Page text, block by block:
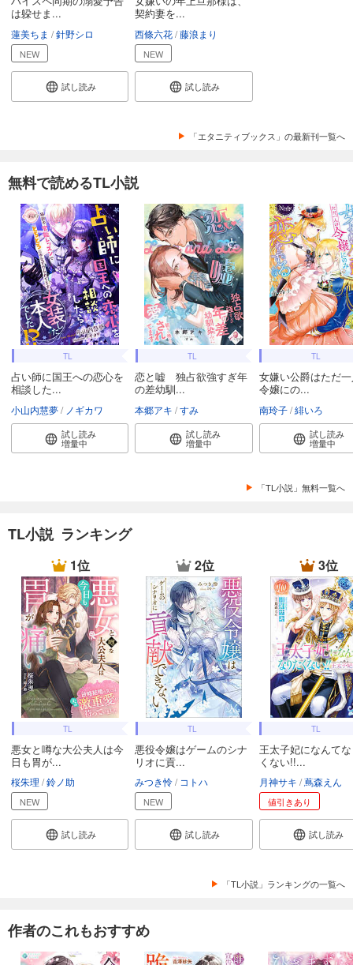
は躱せま...
蓮美ちま 針野シロ
NEW
試し読み
契約妻を...
西條六花 藤浪まり
NEW
試し読み
「エタニティブックス」の最新刊一覧へ
無料で読めるTL小説
TL
占い師に国王への恋心を
相談した...
小山内慧夢 ノギカワ
試し読み
増量中
TL
恋と嘘 独占欲強すぎ年
の差幼馴...
本郷アキ すみ
試し読み
増量中
TL
女嫌い公爵はただ
令嬢にの...
南玲子 緋いろ
試し読み
増量中
「TL小説」無料一覧へ
TL小説 ランキング
1位
TL
悪女と噂な大公夫人は今
日も胃が...
桜朱理 鈴ノ助
NEW
試し読み
2位
TL
悪役令嬢はゲームのシナ
リオに貢...
みつき怜 コトハ
NEW
試し読み
3位
TL
王太子妃になんて
くない!!...
月神サキ 蔦森えん
値引きあり
試し読み
「TL小説」ランキングの一覧へ
作者のこれもおすすめ